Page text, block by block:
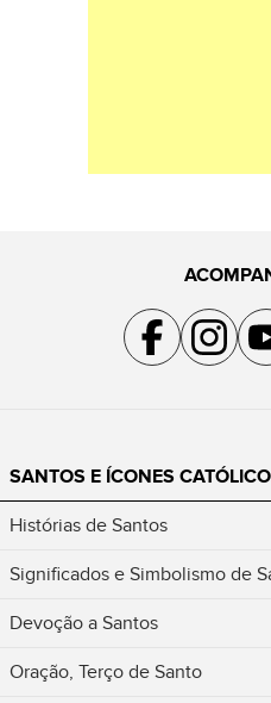
Acompanhe a gente
SANTOS E ÍCONES
Histórias de Santos
Significados e Simbolismo de
Devoção a Santos
Oração, Terço de Santo